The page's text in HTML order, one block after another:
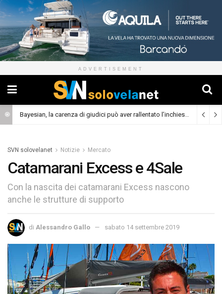
ADVERTISEMENT
Bayesian, la carenza di giudici può aver rallentato l’inchiesta (Cronaca)
SVN solovelanet Notizie Mercato
Catamarani Excess e 4Sale
Con la nascita dei catamarani Excess nascono
anche le strutture di supporto
di Alessandro Gallo sabato 14 settembre 2019